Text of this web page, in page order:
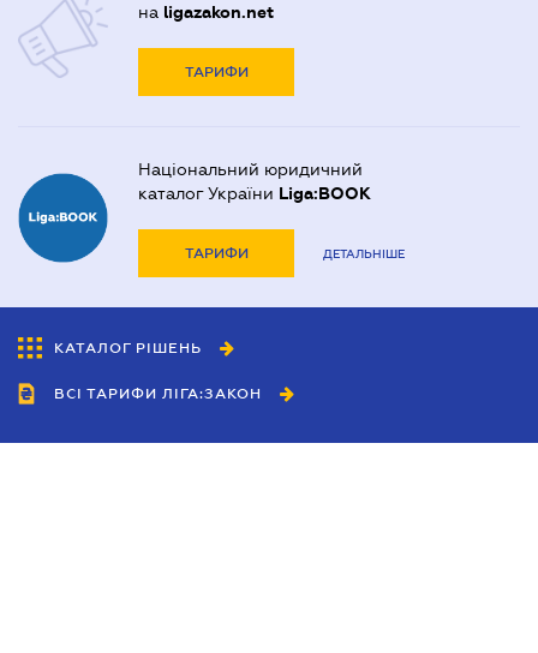
на ligazakon.net
ТАРИФИ
Національний юридичний
каталог України Liga:BOOK
ТАРИФИ ДЕТАЛЬНІШЕ
КАТАЛОГ РІШЕНЬ
ВСІ ТАРИФИ ЛІГА:ЗАКОН